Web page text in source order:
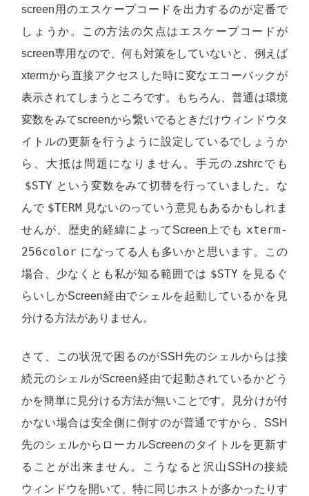
screen用のエスケープコードを出力するのが定番で
しょうか。この方法の欠点はエスケープコードが
screen専用なので、何も対策をしていないと、例えば
xtermから直接アクセスした時に変なエコーバックが
表示されてしまうところです。もちろん、普通は環境
変数をみてscreenから繋いでるときだけウィンドウタ
イトルの更新を行うように設定しているでしょうか
ら、大抵は問題になりません。手元の.zshrcでも
$STY という変数をみて切替を行っていました。な
んで $TERM 見ないのっていう意見もあるかもしれま
せんが、歴史的経緯によってScreen上でも xterm-
256color になってる人も多いかと思います。この
場合、少なくとも私が知る範囲では $STY を見るぐ
らいしかScreen経由でシェルを起動しているかを見
分ける方法がありません。
さて、この状況で困るのがSSH先のシェルからは接
続元のシェルがScreen経由で起動されているかどう
かを簡単に見分ける方法が無いことです。見分けが付
かない場合は安全側に倒すのが普通ですから、SSH
先のシェルからローカルScreenのタイトルを更新す
ることが出来ません。こうなると沢山SSHの接続
ウィンドウを開いて、特に同じホストが多かったりす